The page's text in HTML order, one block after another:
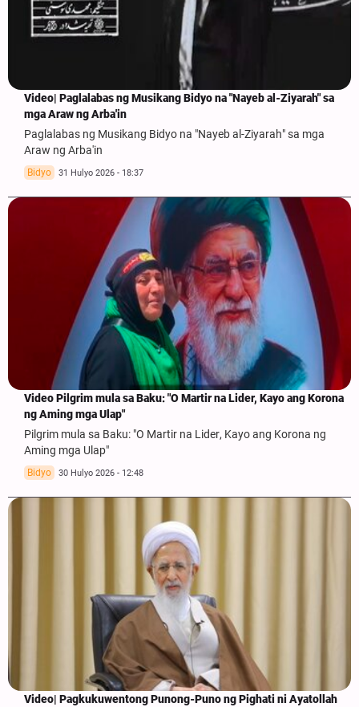
Video| Paglalabas ng Musikang Bidyo na "Nayeb al-Ziyarah" sa
mga Araw ng Arba'in
Paglalabas ng Musikang Bidyo na "Nayeb al-Ziyarah" sa mga
Araw ng Arba'in
Bidyo 31 Hulyo 2026 - 18:37
Video Pilgrim mula sa Baku: "O Martir na Lider, Kayo ang Korona
ng Aming mga Ulap"
Pilgrim mula sa Baku: "O Martir na Lider, Kayo ang Korona ng
Aming mga Ulap"
Bidyo 30 Hulyo 2026 - 12:48
Video| Pagkukuwentong Punong-Puno ng Pighati ni Ayatollah